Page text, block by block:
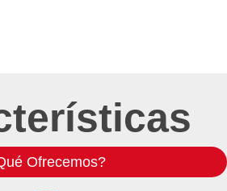
Ofrecemos?